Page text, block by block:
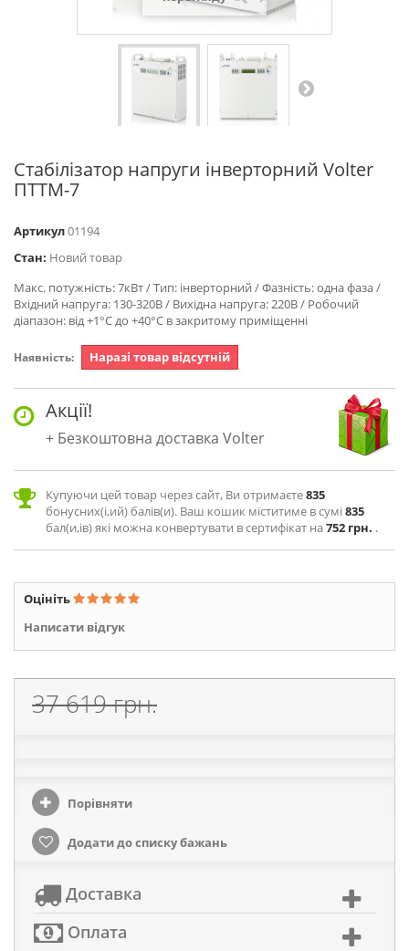
Стабілізатор напруги інверторний Volter
ПТТМ-7
Артикул01194
Стан: Новий товар
Макс. потужність: 7кВт / Тип: інверторний / Фазність: одна фаза /
Вхідний напруга: 130-320В / Вихідна напруга: 220В / Робочий
діапазон: від +1°С до +40°С в закритому приміщенні
Наявність: Наразі товар відсутній
Акції!
Безкоштовна доставка Volter
Купуючи цей товар через сайт, Ви отримаєте835
бонусних(і,ий) балів(и). Ваш кошик міститиме в сумі835
бал(и,ів) які можна конвертувати в сертифікат на752 грн. .
Оцініть
Написати відгук
37 619 грн.
Порівняти
Додати до списку бажань
Доставка
Оплата